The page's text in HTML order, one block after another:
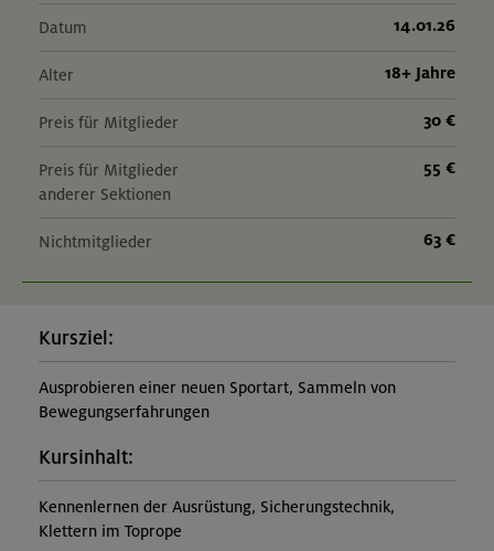
Datum 14.01.26
Alter 18+ Jahre
Preis für Mitglieder 30 €
Preis für Mitglieder
anderer Sektionen
55 €
Nichtmitglieder 63 €
Kursziel:
Ausprobieren einer neuen Sportart, Sammeln von
Bewegungserfahrungen
Kursinhalt:
Kennenlernen der Ausrüstung, Sicherungstechnik,
Klettern im Toprope